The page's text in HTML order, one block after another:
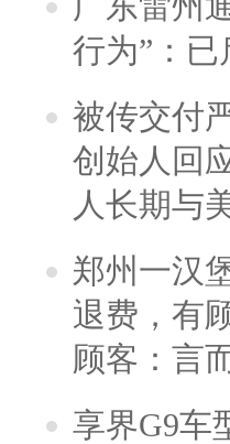
行为”：
被传交付
创始人回
人长期与
郑州一汉
退费，有
顾客：言
享界G9车